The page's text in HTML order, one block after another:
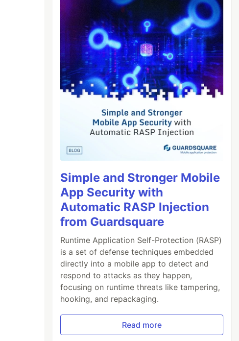
Simple and Stronger Mobile
App Security with
Automatic RASP Injection
from Guardsquare
Runtime Application Self-Protection (RASP)
is a set of defense techniques embedded
directly into a mobile app to detect and
respond to attacks as they happen,
focusing on runtime threats like tampering,
hooking, and repackaging.
Read more